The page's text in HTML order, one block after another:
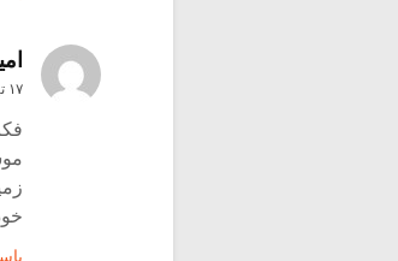
۱۷ تیر ۱۳۸۷ در ۱:۲۶ ق٫ظ